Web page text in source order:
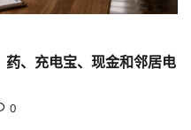
、充电宝、现金和邻居电
0